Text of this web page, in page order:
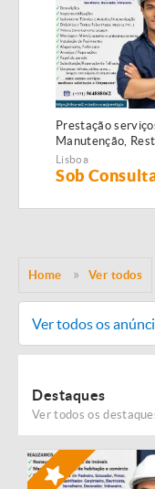
Prestação
Manutenção,
Remodelação de
imóveis!
Lisboa
Sob
Home Ver todos
Ver todos os
Destaques
Ver todos os